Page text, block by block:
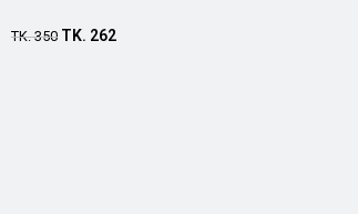
TK.350 TK. 262